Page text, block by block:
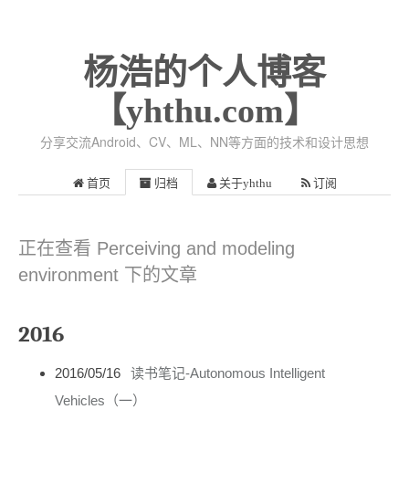
杨浩的个人博客
【yhthu.com】
分享交流Android、CV、ML、NN等方面的技术和设计思想
首页 归档 关于yhthu 订阅
正在查看 Perceiving and modeling
environment 下的文章
2016
2016/05/16
读书笔记-Autonomous Intelligent
Vehicles（一）